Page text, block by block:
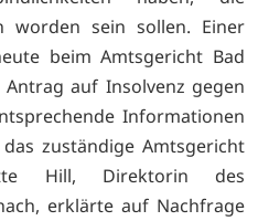
worden sein sollen. Einer
beim Amtsgericht Bad
auf Insolvenz gegen
Informationen
zuständige Amtsgericht
Hill, Direktorin des
erklärte auf Nachfrage